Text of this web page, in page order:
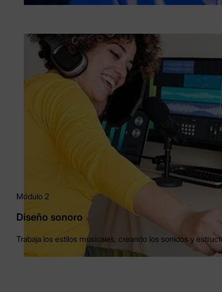
Módulo 2
Diseño sonoro
Trabaja los estilos musicales, creando los sonidos y